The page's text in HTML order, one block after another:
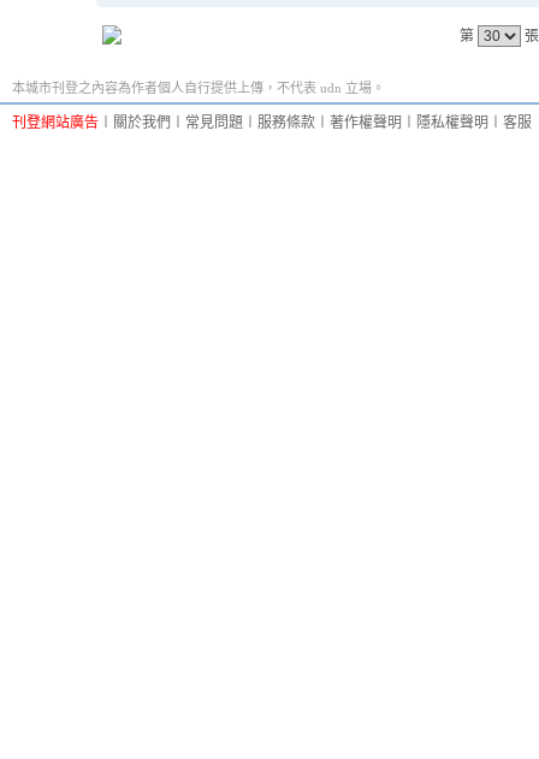
第
本城市刊登之內容為作者個人自行提供上傳，不代表 udn 立場。
刊登網站廣告 關於我們 常見問題 服務條款 著作權聲明 隱私權聲明 客服